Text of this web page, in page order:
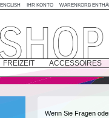
ENGLISH IHR KONTO WARENKORB
FREIZEIT ACCESSOIRES
Wenn Sie Fragen